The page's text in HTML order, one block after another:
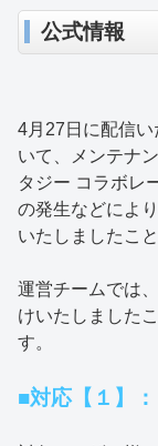
公式情報
4月27日に配信
いて、メンテナ
タジー コラボレ
の発生などによ
いたしましたこ
運営チームでは
けいたしました
す。
■対応【１】：